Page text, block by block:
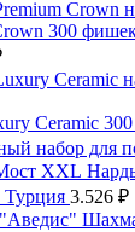
300
Ceramic
набор для
3.526 ₽